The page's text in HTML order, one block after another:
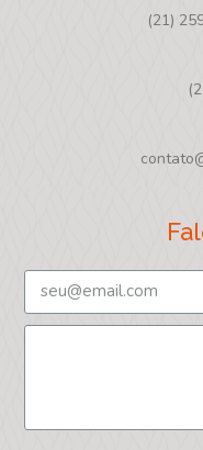
(21)